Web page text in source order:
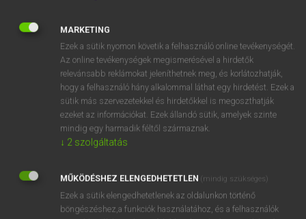
SZOTAR.NET APPLIKÁCIÓ
MICROSOFT OFFICE BŐVÍTMÉNY
BEÉPÜLŐ SZÓTÁRMODUL
ONLINE NYELVVIZSGA
EGYÉNI FELHASZNÁLÓKNAK
TANULÓKNAK
OKTATÁSI INTÉZMÉNYEKNEK
MARKETING
Ezek a sütik nyomon követik a felhasználó online tevékenységét.
Az online tevékenységek megismerésével a hirdetők
relevánsabb reklámokat jeleníthetnek meg, és korlátozhatják,
hogy a felhasználó hány alkalommal láthat egy hirdetést. Ezek a
sütik más szervezetekkel és hirdetőkkel is megoszthatják
ezeket az információkat. Ezek állandó sütik, amelyek szinte
mindig egy harmadik féltől származnak.
↓ 2 szolgáltatás
MŰKÖDÉSHEZ ELENGEDHETETLEN (mindig szükséges)
Ezek a sütik elengedhetetlenek az oldalunkon történő
böngészéshez,a funkciók használatához, és a felhasználók